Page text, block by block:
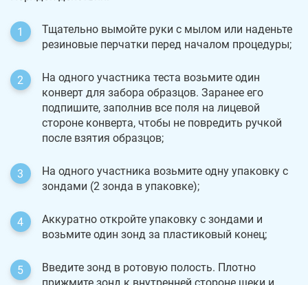
Тщательно вымойте руки с мылом или наденьте
резиновые перчатки перед началом процедуры;
На одного участника теста возьмите один
конверт для забора образцов. Заранее его
подпишите, заполнив все поля на лицевой
стороне конверта, чтобы не повредить ручкой
после взятия образцов;
На одного участника возьмите одну упаковку с
зондами (2 зонда в упаковке);
Аккуратно откройте упаковку с зондами и
возьмите один зонд за пластиковый конец;
Введите зонд в ротовую полость. Плотно